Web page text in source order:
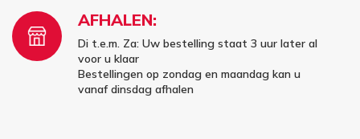
AFHALEN:
Di t.e.m. Za: Uw bestelling staat 3 uur later al
voor u klaar
Bestellingen op zondag en maandag kan u
vanaf dinsdag afhalen